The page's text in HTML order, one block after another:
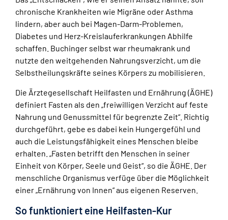
chronische Krankheiten wie Migräne oder Asthma
lindern, aber auch bei Magen-Darm-Problemen,
Diabetes und Herz-Kreislauferkrankungen Abhilfe
schaffen. Buchinger selbst war rheumakrank und
nutzte den weitgehenden Nahrungsverzicht, um die
Selbstheilungskräfte seines Körpers zu mobilisieren.
Die Ärztegesellschaft Heilfasten und Ernährung (ÄGHE)
definiert Fasten als den „freiwilligen Verzicht auf feste
Nahrung und Genussmittel für begrenzte Zeit“. Richtig
durchgeführt, gebe es dabei kein Hungergefühl und
auch die Leistungsfähigkeit eines Menschen bleibe
erhalten. „Fasten betrifft den Menschen in seiner
Einheit von Körper, Seele und Geist“, so die ÄGHE. Der
menschliche Organismus verfüge über die Möglichkeit
einer „Ernährung von Innen“ aus eigenen Reserven.
So funktioniert eine Heilfasten-Kur